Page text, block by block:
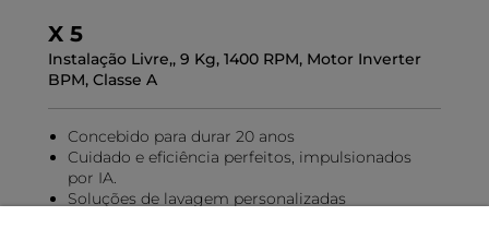
X 5
Instalação Livre,, 9 Kg, 1400 RPM, Motor Inverter
BPM, Classe A
Concebido para durar 20 anos
Cuidado e eficiência perfeitos, impulsionados
por IA.
Soluções de lavagem personalizadas